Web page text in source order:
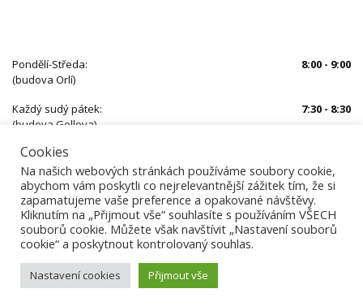
Pondělí-Středa:
8:00 - 9:00
(budova Orlí)
Každý sudý pátek:
7:30 - 8:30
(budova Gollova)
Mimo uvedený čas je nutné se předem objednat
Cookies
Na našich webových stránkách používáme soubory cookie,
abychom vám poskytli co nejrelevantnější zážitek tím, že si
zapamatujeme vaše preference a opakované návštěvy.
Kliknutím na „Přijmout vše“ souhlasíte s používáním VŠECH
souborů cookie. Můžete však navštívit „Nastavení souborů
cookie“ a poskytnout kontrolovaný souhlas.
Nastavení cookies Přijmout vše